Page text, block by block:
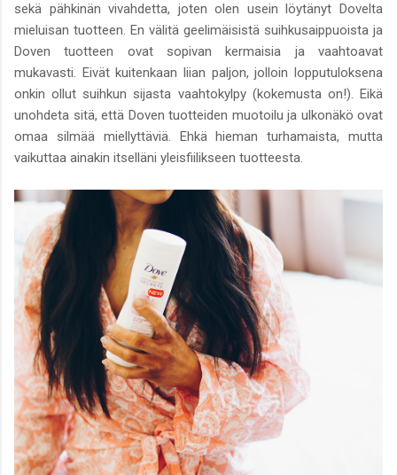
sekä pähkinän vivahdetta, joten olen usein löytänyt Dovelta
mieluisan tuotteen. En välitä geelimäisistä suihkusaippuoista ja
Doven tuotteen ovat sopivan kermaisia ja vaahtoavat
mukavasti. Eivät kuitenkaan liian paljon, jolloin lopputuloksena
onkin ollut suihkun sijasta vaahtokylpy (kokemusta on!). Eikä
unohdeta sitä, että Doven tuotteiden muotoilu ja ulkonäkö ovat
omaa silmää miellyttäviä. Ehkä hieman turhamaista, mutta
vaikuttaa ainakin itselläni yleisfiilikseen tuotteesta.